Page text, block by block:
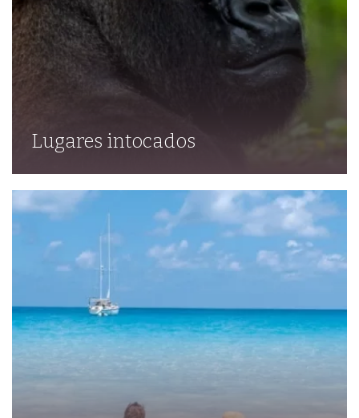
Lugares intocados